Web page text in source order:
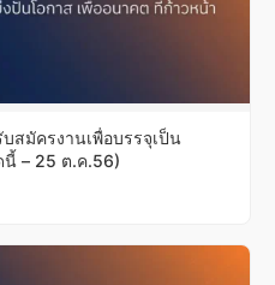
สมัครงานเพื่อบรรจุเป็น
– 25 ต.ค.56)